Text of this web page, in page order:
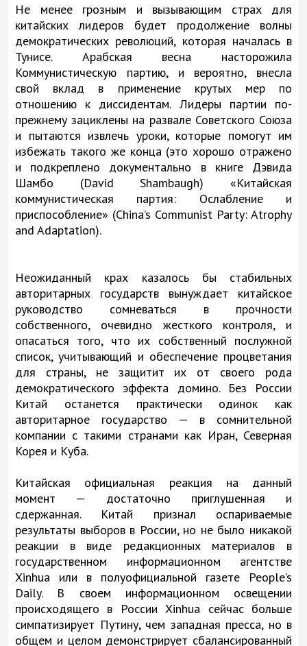
Не менее грозным и вызывающим страх для
китайских лидеров будет продолжение волны
демократических революций, которая началась в
Тунисе. Арабская весна насторожила
Коммунистическую партию, и вероятно, внесла
свой вклад в применение крутых мер по
отношению к диссидентам. Лидеры партии по-
прежнему зациклены на развале Советского Союза
и пытаются извлечь уроки, которые помогут им
избежать такого же конца (это хорошо отражено
и подкреплено документально в книге Дэвида
Шамбо (David Shambaugh) «Китайская
коммунистическая партия: Ослабление и
приспособление» (China’s Communist Party: Atrophy
and Adaptation).
Неожиданный крах казалось бы стабильных
авторитарных государств вынуждает китайское
руководство сомневаться в прочности
собственного, очевидно жесткого контроля, и
опасаться того, что их собственный послужной
список, учитывающий и обеспечение процветания
для страны, не защитит их от своего рода
демократического эффекта домино. Без России
Китай останется практически одинок как
авторитарное государство — в сомнительной
компании с такими странами как Иран, Северная
Корея и Куба.
Китайская официальная реакция на данный
момент — достаточно приглушенная и
сдержанная. Китай признал оспариваемые
результаты выборов в России, но не было никакой
реакции в виде редакционных материалов в
государственном информационном агентстве
Xinhua или в полуофициальной газете People’s
Daily. В своем информационном освещении
происходящего в России Xinhua сейчас больше
симпатизирует Путину, чем западная пресса, но в
общем и целом демонстрирует сбалансированный